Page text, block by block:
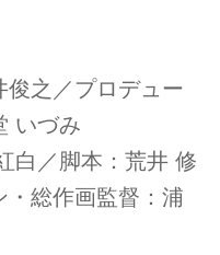
俊之／プロデュー
いづみ
白／脚本：荒井 修
・総作画監督：浦